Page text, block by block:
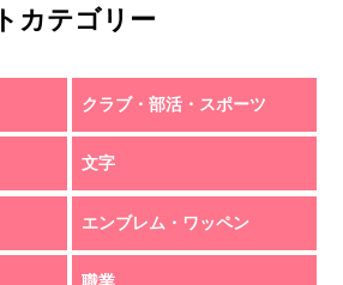
トカテゴリー
クラブ・部活・スポーツ
文字
エンブレム・ワッペン